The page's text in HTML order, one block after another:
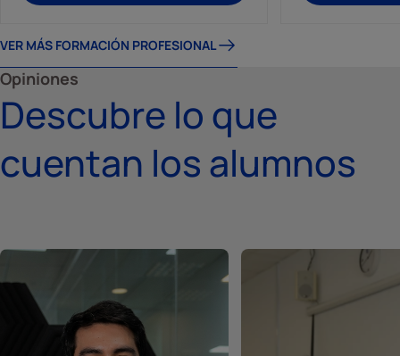
VER MÁS FORMACIÓN PROFESIONAL
Opiniones
Descubre lo que
cuentan los alumnos